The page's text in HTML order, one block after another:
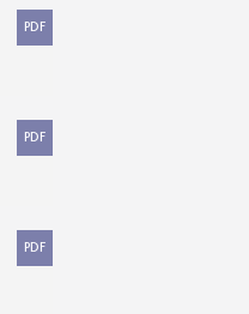
PDF
PDF
PDF